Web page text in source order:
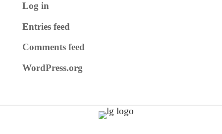
Log in
Entries feed
Comments feed
WordPress.org